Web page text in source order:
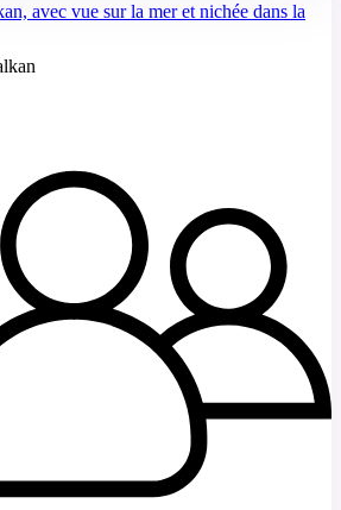
avec vue sur la mer et nichée dans la